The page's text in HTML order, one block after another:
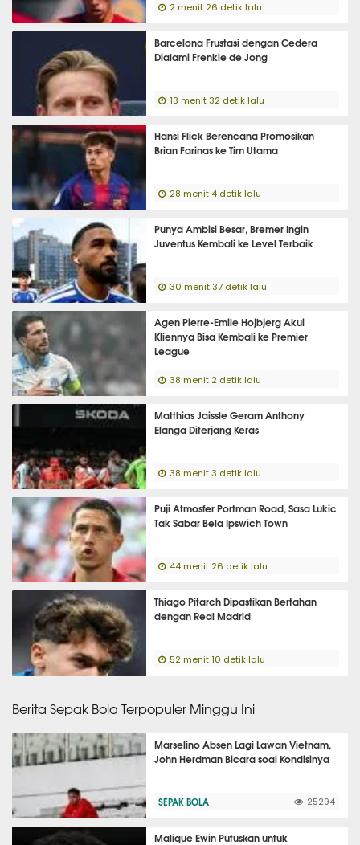
2 menit 26 detik lalu
Barcelona Frustasi dengan Cedera
Dialami Frenkie de Jong
13 menit 32 detik lalu
Hansi Flick Berencana Promosikan
Brian Farinas ke Tim Utama
28 menit 4 detik lalu
Punya Ambisi Besar, Bremer Ingin
Juventus Kembali ke Level Terbaik
30 menit 37 detik lalu
Agen Pierre-Emile Hojbjerg Akui
Kliennya Bisa Kembali ke Premier
League
38 menit 2 detik lalu
Matthias Jaissle Geram Anthony
Elanga Diterjang Keras
38 menit 3 detik lalu
Puji Atmosfer Portman Road, Sasa Lukic
Tak Sabar Bela Ipswich Town
44 menit 26 detik lalu
Thiago Pitarch Dipastikan Bertahan
dengan Real Madrid
52 menit 10 detik lalu
Berita Sepak Bola Terpopuler Minggu Ini
Marselino Absen Lagi Lawan Vietnam,
John Herdman Bicara soal Kondisinya
SEPAK BOLA 25294
Malique Ewin Putuskan untuk